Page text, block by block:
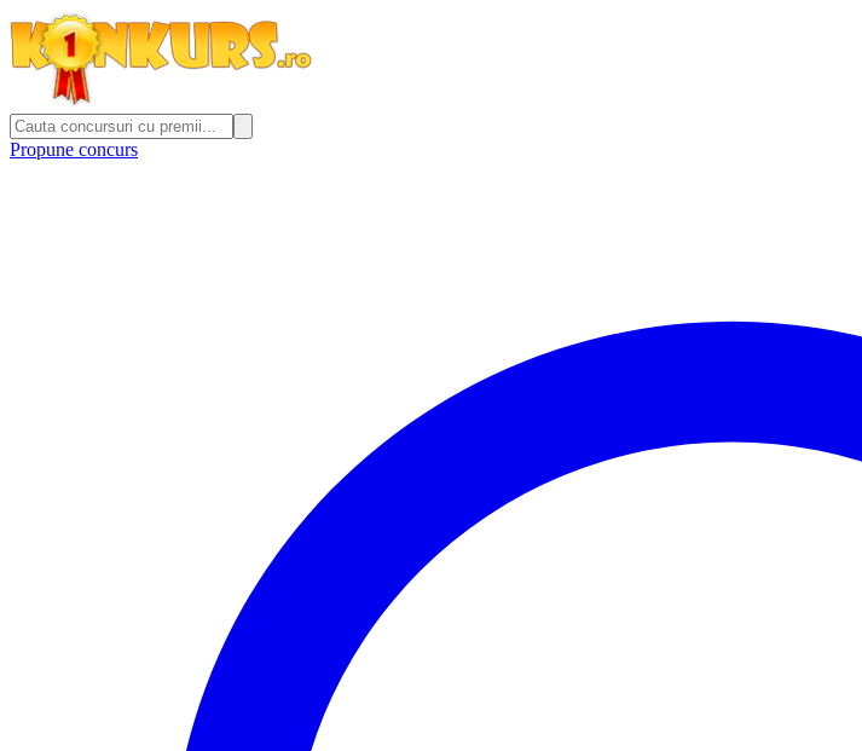
Propune concurs